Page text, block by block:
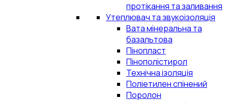
протікання та заливання
Утеплювач та звукоізоляція
Вата мінеральна та
базальтова
Пінопласт
Пінополістирол
Технічна ізоляція
Поліетилен спінений
Поролон